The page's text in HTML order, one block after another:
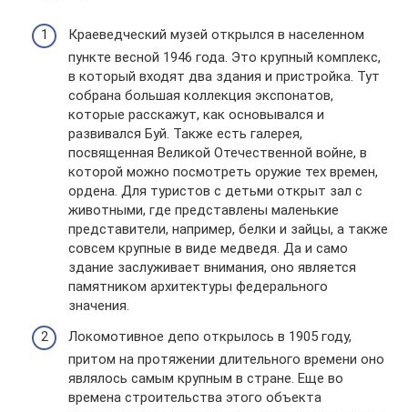
Краеведческий музей открылся в населенном
пункте весной 1946 года. Это крупный комплекс,
в который входят два здания и пристройка. Тут
собрана большая коллекция экспонатов,
которые расскажут, как основывался и
развивался Буй. Также есть галерея,
посвященная Великой Отечественной войне, в
которой можно посмотреть оружие тех времен,
ордена. Для туристов с детьми открыт зал с
животными, где представлены маленькие
представители, например, белки и зайцы, а также
совсем крупные в виде медведя. Да и само
здание заслуживает внимания, оно является
памятником архитектуры федерального
значения.
Локомотивное депо открылось в 1905 году,
притом на протяжении длительного времени оно
являлось самым крупным в стране. Еще во
времена строительства этого объекта